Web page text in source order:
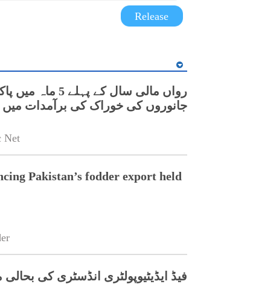
Release
رواں مالی سال کے
جانوروں کی خوراک کی برآمدات میں 16 فیصد اضافہ
Net
Pakistan’s fodder export held
فیڈ ایڈیٹیوپولٹری انڈسٹری کی بحالی